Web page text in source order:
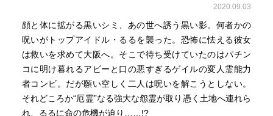
2020.09.03
顔と体に拡がる黒いシミ、あの世へ誘う黒い影。何者かの
呪いがトップアイドル・るるを襲った。恐怖に怯える彼女
は救いを求めて大阪へ。そこで待ち受けていたのはパチン
コに明け暮れるアビーと口の悪すぎるゲイルの変人霊能力
者コンビ。だが願い空しく二人は呪いを解こうとしない。
それどころか“厄霊”なる強大な怨霊が取り憑く土地へ連れら
れ、るるに命の危機が迫り……!?